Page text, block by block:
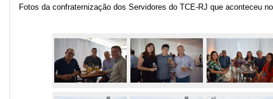
Fotos da confraternização dos Servidores do TCE-RJ que aconteceu